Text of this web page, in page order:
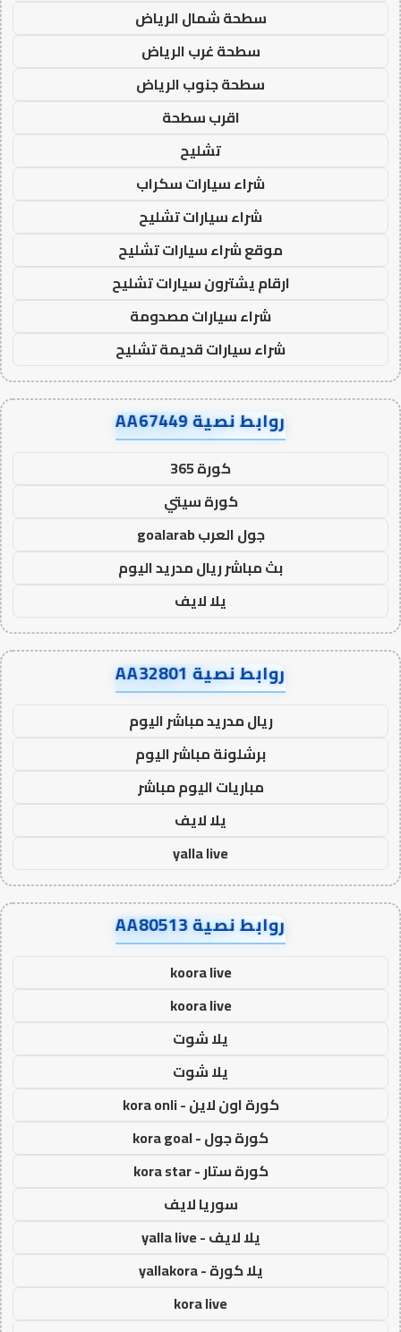
سطحة شمال الرياض
سطحة غرب الرياض
سطحة جنوب الرياض
اقرب سطحة
تشليح
شراء سيارات سكراب
شراء سيارات تشليح
موقع شراء سيارات تشليح
ارقام يشترون سيارات تشليح
شراء سيارات مصدومة
شراء سيارات قديمة تشليح
روابط نصية AA67449
كورة 365
كورة سيتي
جول العرب goalarab
بث مباشر ريال مدريد اليوم
يلا لايف
روابط نصية AA32801
ريال مدريد مباشر اليوم
برشلونة مباشر اليوم
مباريات اليوم مباشر
يلا لايف
yalla live
روابط نصية AA80513
koora live
koora live
يلا شوت
يلا شوت
كورة اون لاين - kora onli
كورة جول - kora goal
كورة ستار - kora star
سوريا لايف
يلا لايف - yalla live
يلا كورة - yallakora
kora live